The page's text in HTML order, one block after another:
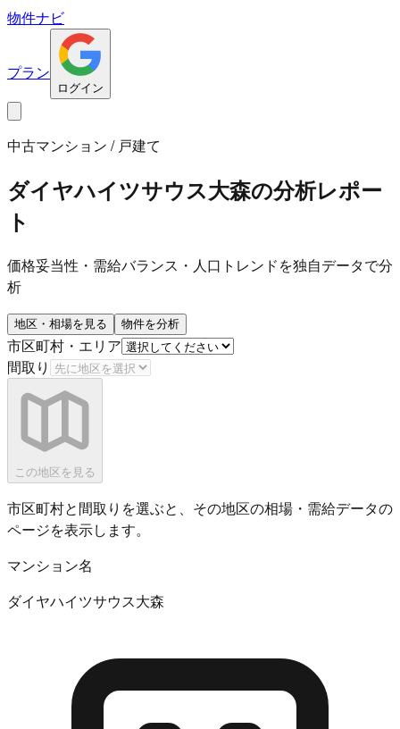
物件ナビ
プラン
ログイン
中古マンション / 戸建て
ダイヤハイツサウス大森の分析レポー
ト
価格妥当性・需給バランス・人口トレンドを独自データで分
析
地区・相場を見る 物件を分析
市区町村・エリア
間取り
この地区を見る
市区町村と間取りを選ぶと、その地区の相場・需給データの
ページを表示します。
マンション名
ダイヤハイツサウス大森